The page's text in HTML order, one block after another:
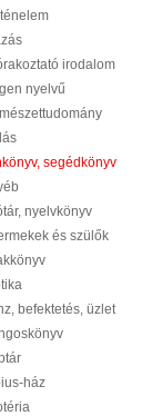
irodalom
nyelvű
segédkönyv
nyelvkönyv
és szülők
befektetés, üzlet
ház